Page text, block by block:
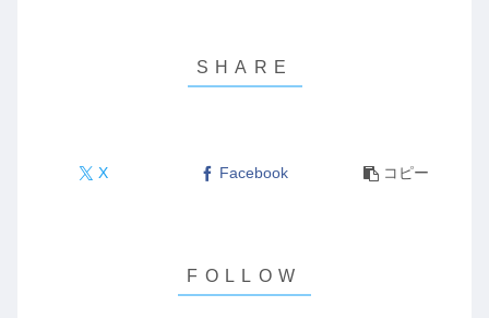
X Facebook コピー